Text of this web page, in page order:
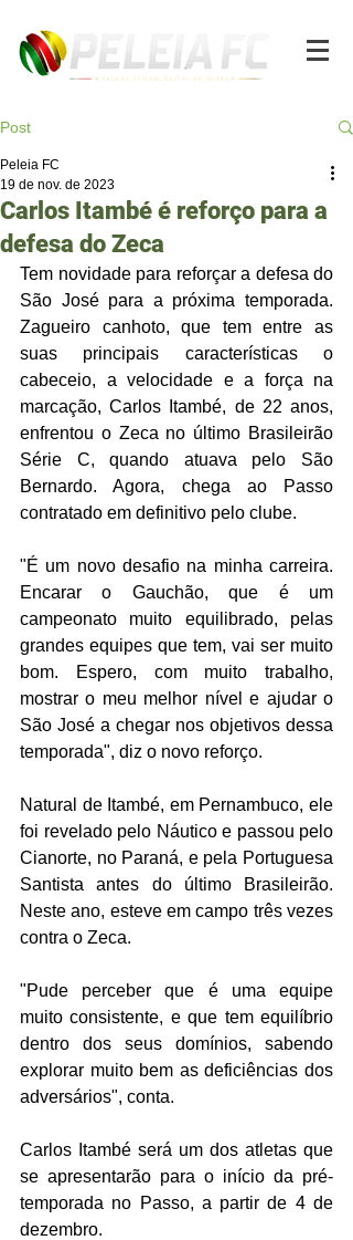
Post
Carlos Itambé é reforço para a
defesa do Zeca
Peleia FC
19 de nov. de 2023
Tem novidade para reforçar a defesa do
São José para a próxima temporada.
Zagueiro canhoto, que tem entre as
suas principais características o
cabeceio, a velocidade e a força na
marcação, Carlos Itambé, de 22 anos,
enfrentou o Zeca no último Brasileirão
Série C, quando atuava pelo São
Bernardo. Agora, chega ao Passo
contratado em definitivo pelo clube.
"É um novo desafio na minha carreira.
Encarar o Gauchão, que é um
campeonato muito equilibrado, pelas
grandes equipes que tem, vai ser muito
bom. Espero, com muito trabalho,
mostrar o meu melhor nível e ajudar o
São José a chegar nos objetivos dessa
temporada", diz o novo reforço.
Natural de Itambé, em Pernambuco, ele
foi revelado pelo Náutico e passou pelo
Cianorte, no Paraná, e pela Portuguesa
Santista antes do último Brasileirão.
Neste ano, esteve em campo três vezes
contra o Zeca.
"Pude perceber que é uma equipe
muito consistente, e que tem equilíbrio
dentro dos seus domínios, sabendo
explorar muito bem as deficiências dos
adversários", conta.
Carlos Itambé será um dos atletas que
se apresentarão para o início da pré-
temporada no Passo, a partir de 4 de
dezembro.